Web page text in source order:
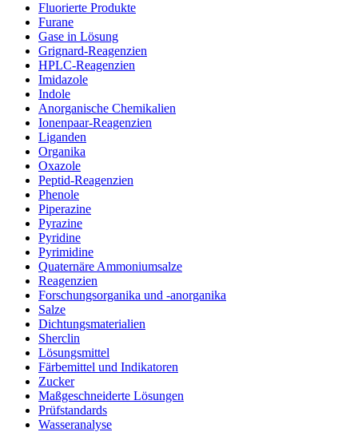
Fluorierte Produkte
Furane
Gase in Lösung
Grignard-Reagenzien
HPLC-Reagenzien
Imidazole
Indole
Anorganische Chemikalien
Ionenpaar-Reagenzien
Liganden
Organika
Oxazole
Peptid-Reagenzien
Phenole
Piperazine
Pyrazine
Pyridine
Pyrimidine
Quaternäre Ammoniumsalze
Reagenzien
Forschungsorganika und -anorganika
Salze
Dichtungsmaterialien
Sherclin
Lösungsmittel
Färbemittel und Indikatoren
Zucker
Maßgeschneiderte Lösungen
Prüfstandards
Wasseranalyse